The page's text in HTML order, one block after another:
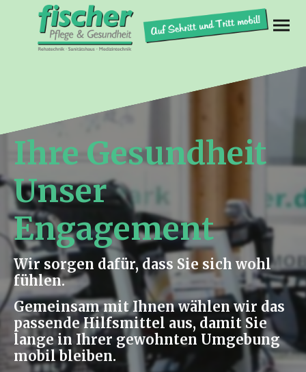
Ihre Gesundheit
Unser
Engagement
Wir sorgen dafür, dass Sie sich wohl
fühlen.
Gemeinsam mit Ihnen wählen wir das
passende Hilfsmittel aus, damit Sie
lange in Ihrer gewohnten Umgebung
mobil bleiben.